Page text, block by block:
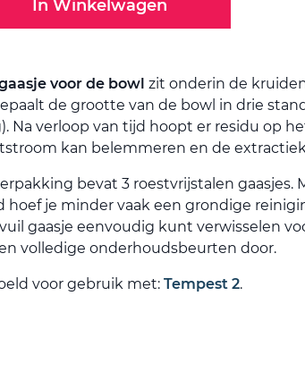
In Winkelwagen
voor de bowl zit onderin de
de grootte van de bowl in drie
Na verloop van tijd hoopt er residu op
kan belemmeren en de
bevat 3 roestvrijstalen gaasjes.
hoef je minder vaak een grondige
gaasje eenvoudig kunt verwisselen
volledige onderhoudsbeurten door.
voor gebruik met: Tempest 2.